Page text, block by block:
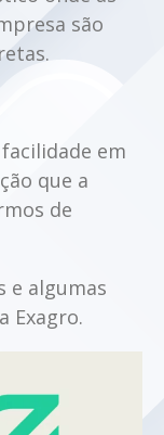
são
em
que a
de
e algumas
Exagro.